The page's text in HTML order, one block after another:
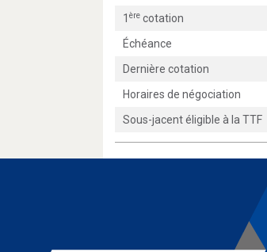
1 ère cotation
Échéance
Dernière cotation
Horaires de négociation
Sous-jacent éligible à la TTF